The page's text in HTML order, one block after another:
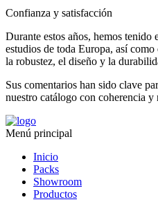
Confianza y satisfacción
Durante estos años, hemos
estudios de toda Europa, así
la robustez, el diseño y la
Sus comentarios han sido clave
nuestro catálogo con coherencia
Menú principal
Inicio
Packs
Showroom
Productos